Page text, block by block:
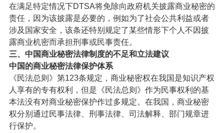
在满足特定情况下DTSA将免除向政府机关披露商业秘密的
责任，因为该披露是必要的，例如为了社会公共利益或者
涉及国家安全，该条还特别规定了某些情形下个人不因披
露商业机密而承担刑事或民事责任。
三、中国商业秘密法律制度的不足和立法建议
中国的商业秘密法律保护体系
《民法总则》第123条规定，商业秘密权在我国是知识产权
人享有的专有权利，但是《民法总则》作为民事权利的基
本法没有对商业秘密保护作过多规定。在我国，商业秘密
权分别通过民事法律、刑事法律、司法解释、部门规章进
行保护。